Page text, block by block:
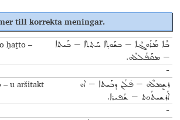
till korrekta meningar.
ḥaṯto –
ܒܶܐ ܡܰܪܰܘܓܶܐ – ܒܫܰܘܬ݂ܐ ܚܰܬ݂ܬܐ – ܒܰܝܬܐ
– ܡܩܰܦܰܠܠܶܗ.
-
– u aršitakt
ܪܫܷܡܠܶܗ – ܦ̇ܠܰܢ ܕܒܰܝܬܐ – ܐܘ
ܐܰܪܫܝܬܰܟܬ – ܫܰܦܝܪܐ.
-